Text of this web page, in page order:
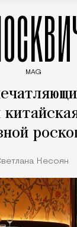
MAG
Кесоян